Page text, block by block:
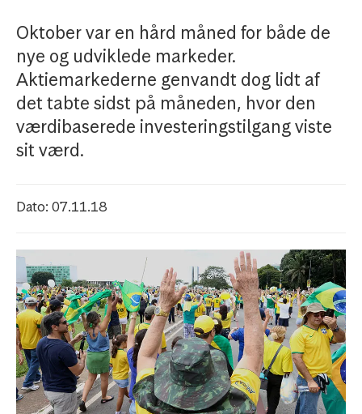
Oktober var en hård måned for både de
nye og udviklede markeder.
Aktiemarkederne genvandt dog lidt af
det tabte sidst på måneden, hvor den
værdibaserede investeringstilgang viste
sit værd.
Dato: 07.11.18